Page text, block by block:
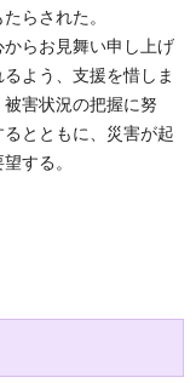
らされた。
らお見舞い申し上げ
よう、支援を惜しま
害状況の把握に努
とともに、災害が起
する。